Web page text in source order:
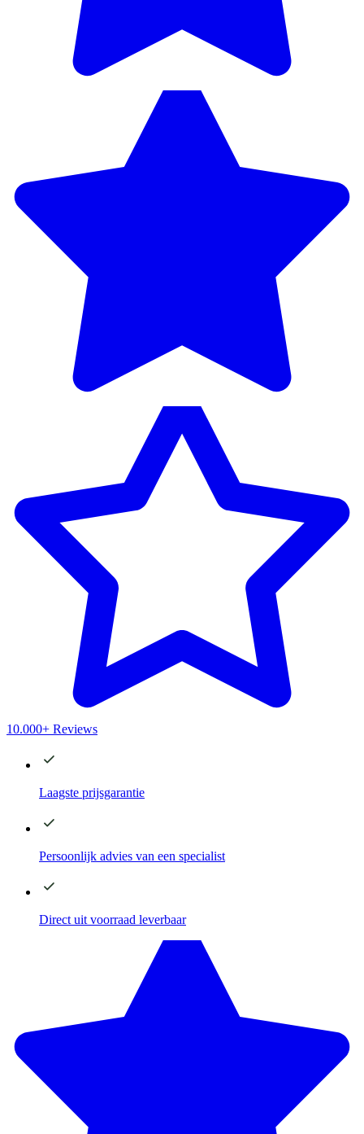
10.000+ Reviews
Laagste prijsgarantie
Persoonlijk advies van een specialist
Direct uit voorraad leverbaar